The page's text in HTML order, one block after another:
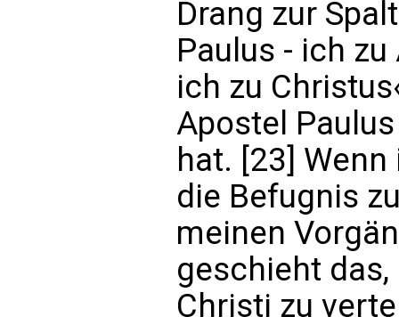
Drang zur
Paulus - ich
ich zu
Apostel
hat. [23]
die Befugnis
meinen
geschieht
Christi zu